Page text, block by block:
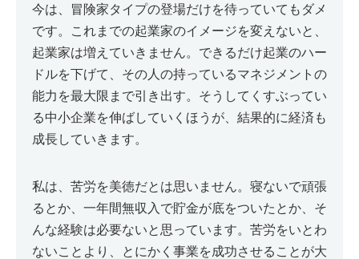
今は、冒険家タイプの登場だけを待っていてもダメ
です。これまでの起業家のイメージを変えないと、
起業家は増えていきません。できるだけ起業のハー
ドルを下げて、その人の持っているマネジメントの
能力を最大限まで引き出す。そうしてくすぶってい
る中小企業を伸ばしていくほうが、結果的に経済も
成長していきます。
私は、苦労を美徳だとは思いません。寝ないで頑張
るとか、一年間無収入で貯金が底をついたとか、そ
んな経験は必要ないと思っています。苦労をいとわ
ないことより、とにかく事業を成功させることが大